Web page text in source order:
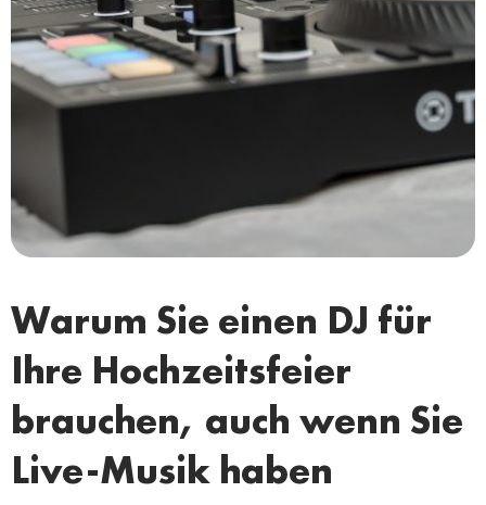
Warum Sie einen DJ für
Ihre Hochzeitsfeier
brauchen, auch wenn Sie
Live-Musik haben